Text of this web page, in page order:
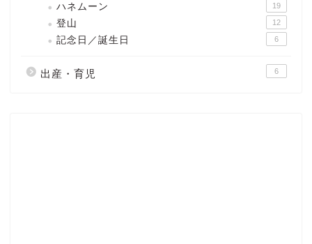
ハネムーン 19
登山 12
記念日／誕生日 6
出産・育児 6